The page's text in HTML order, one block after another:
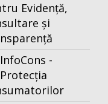
Evidență,
și
InfoCons -
Protecția